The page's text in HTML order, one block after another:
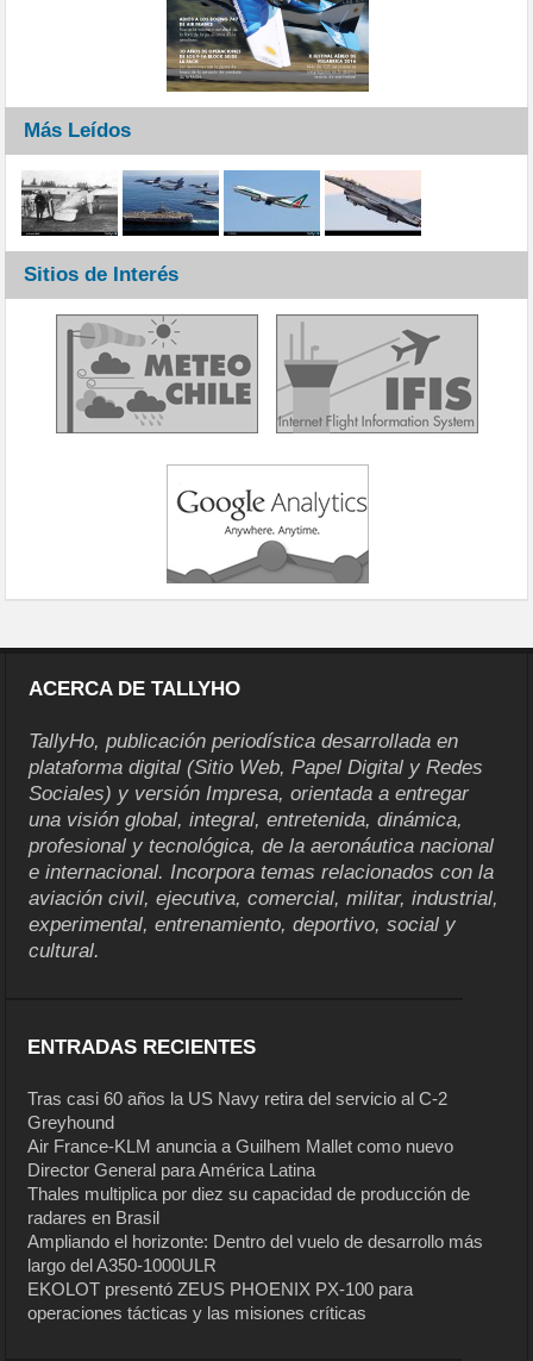
Más Leídos
Sitios de Interés
ACERCA DE TALLYHO
TallyHo, publicación periodística desarrollada en
plataforma digital (Sitio Web, Papel Digital y Redes
Sociales) y versión Impresa, orientada a entregar
una visión global, integral, entretenida, dinámica,
profesional y tecnológica, de la aeronáutica nacional
e internacional. Incorpora temas relacionados con la
aviación civil, ejecutiva, comercial, militar, industrial,
experimental, entrenamiento, deportivo, social y
cultural.
ENTRADAS RECIENTES
Tras casi 60 años la US Navy retira del servicio al C-2
Greyhound
Air France-KLM anuncia a Guilhem Mallet como nuevo
Director General para América Latina
Thales multiplica por diez su capacidad de producción de
radares en Brasil
Ampliando el horizonte: Dentro del vuelo de desarrollo más
largo del A350-1000ULR
EKOLOT presentó ZEUS PHOENIX PX-100 para
operaciones tácticas y las misiones críticas